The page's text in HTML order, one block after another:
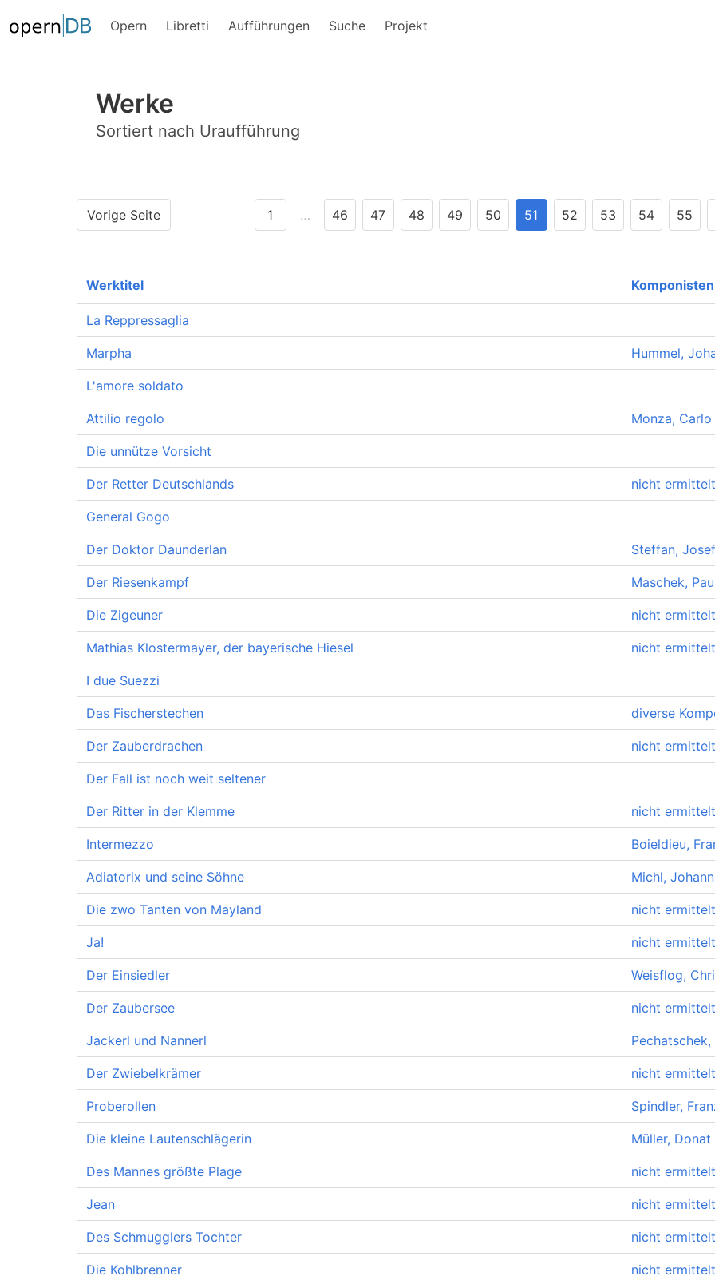
Opern Libretti Aufführungen Suche Projekt
Werke
Sortiert nach Uraufführung
Vorige Seite 1 … 46 47 48 49 50 51 52 53 54 55
Werktitel Komponisten
La Reppressaglia
Marpha Hummel,
L'amore soldato
Attilio regolo Monza, Carlo
Die unnütze Vorsicht
Der Retter Deutschlands nicht ermittelt
General Gogo
Der Doktor Daunderlan Steffan,
Der Riesenkampf Maschek,
Die Zigeuner nicht ermittelt
Mathias Klostermayer, der bayerische Hiesel nicht ermittelt
I due Suezzi
Das Fischerstechen diverse
Der Zauberdrachen nicht ermittelt
Der Fall ist noch weit seltener
Der Ritter in der Klemme nicht ermittelt
Intermezzo Boieldieu,
Adiatorix und seine Söhne Michl,
Die zwo Tanten von Mayland nicht ermittelt
Ja! nicht ermittelt
Der Einsiedler Weisflog,
Der Zaubersee nicht ermittelt
Jackerl und Nannerl Pechatschek,
Der Zwiebelkrämer nicht ermittelt
Proberollen Spindler,
Die kleine Lautenschlägerin Müller, Donat
Des Mannes größte Plage nicht ermittelt
Jean nicht ermittelt
Des Schmugglers Tochter nicht ermittelt
Die Kohlbrenner nicht ermittelt